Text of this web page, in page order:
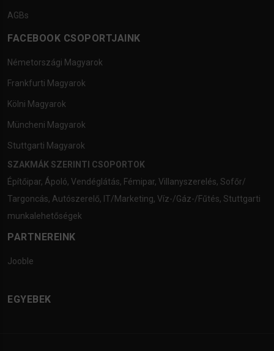
AGBs
FACEBOOK CSOPORTJAINK
Németországi Magyarok
Frankfurti Magyarok
Kölni Magyarok
Müncheni Magyarok
Stuttgarti Magyarok
SZAKMÁK SZERINTI CSOPORTOK
Építőipar, Ápoló, Vendéglátás, Fémipar, Villanyszerelés, Sofőr/
Targoncás, Autószerelő, IT/Marketing, Víz-/Gáz-/Fűtés, Stuttgarti
munkalehetőségek
PARTNEREINK
Jooble
EGYEBEK